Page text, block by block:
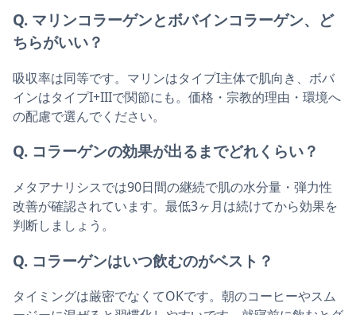
Q. マリンコラーゲンとボバインコラーゲン、ど
ちらがいい？
吸収率は同等です。マリンはタイプI主体で肌向き、ボバ
インはタイプI+IIIで関節にも。価格・宗教的理由・環境へ
の配慮で選んでください。
Q. コラーゲンの効果が出るまでどれくらい？
メタアナリシスでは90日間の継続で肌の水分量・弾力性
改善が確認されています。最低3ヶ月は続けてから効果を
判断しましょう。
Q. コラーゲンはいつ飲むのがベスト？
タイミングは厳密でなくてOKです。朝のコーヒーやスム